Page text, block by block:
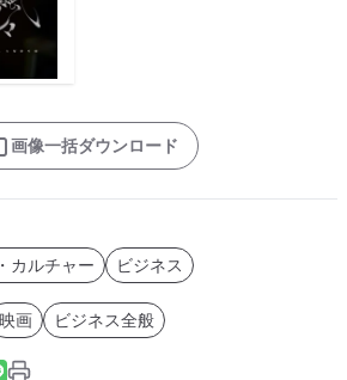
画像一括ダウンロード
カルチャー ビジネス
映画 ビジネス全般